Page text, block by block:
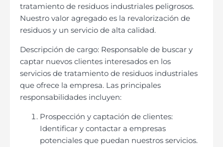
tratamiento de residuos industriales peligrosos.
Nuestro valor agregado es la revalorización de
residuos y un servicio de alta calidad.
Descripción de cargo: Responsable de buscar y
captar nuevos clientes interesados en los
servicios de tratamiento de residuos industriales
que ofrece la empresa. Las principales
responsabilidades incluyen:
Prospección y captación de clientes:
Identificar y contactar a empresas
potenciales que puedan nuestros servicios.